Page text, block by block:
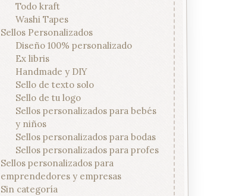
Todo kraft
Washi Tapes
Sellos Personalizados
Diseño 100% personalizado
Ex libris
Handmade y DIY
Sello de texto solo
Sello de tu logo
Sellos personalizados para bebés
y niños
Sellos personalizados para bodas
Sellos personalizados para profes
Sellos personalizados para
emprendedores y empresas
Sin categoría